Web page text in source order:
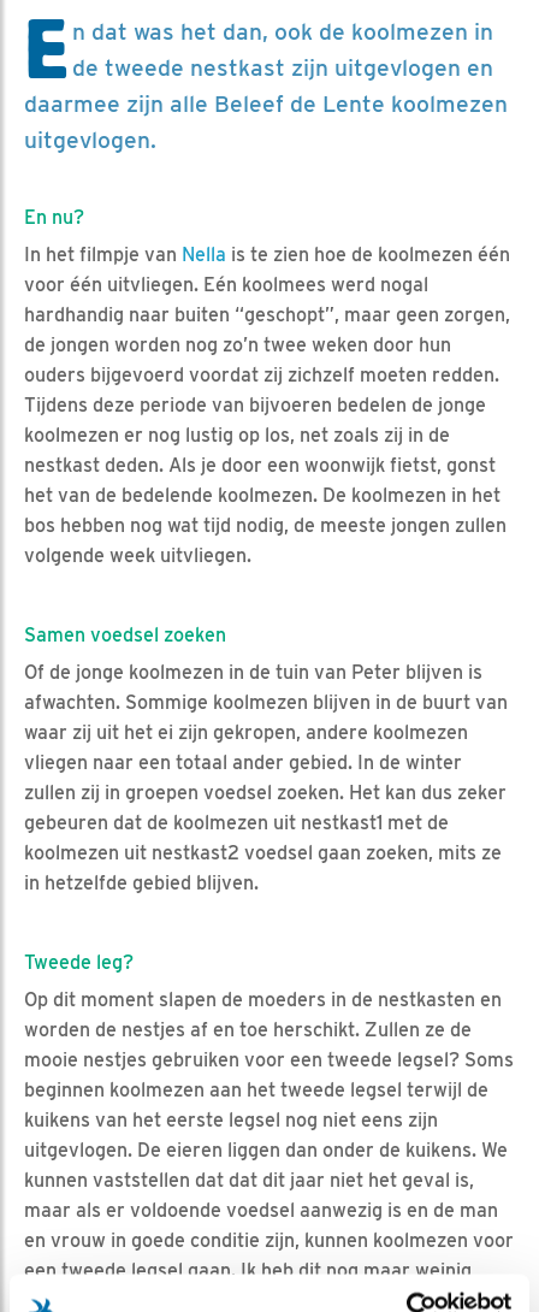
E n dat was het dan, ook de koolmezen in
de tweede nestkast zijn uitgevlogen en
daarmee zijn alle Beleef de Lente koolmezen
uitgevlogen.
En nu?
In het filmpje van Nella is te zien hoe de koolmezen één
voor één uitvliegen. Eén koolmees werd nogal
hardhandig naar buiten “geschopt”, maar geen zorgen,
de jongen worden nog zo’n twee weken door hun
ouders bijgevoerd voordat zij zichzelf moeten redden.
Tijdens deze periode van bijvoeren bedelen de jonge
koolmezen er nog lustig op los, net zoals zij in de
nestkast deden. Als je door een woonwijk fietst, gonst
het van de bedelende koolmezen. De koolmezen in het
bos hebben nog wat tijd nodig, de meeste jongen zullen
volgende week uitvliegen.
Samen voedsel zoeken
Of de jonge koolmezen in de tuin van Peter blijven is
afwachten. Sommige koolmezen blijven in de buurt van
waar zij uit het ei zijn gekropen, andere koolmezen
vliegen naar een totaal ander gebied. In de winter
zullen zij in groepen voedsel zoeken. Het kan dus zeker
gebeuren dat de koolmezen uit nestkast1 met de
koolmezen uit nestkast2 voedsel gaan zoeken, mits ze
in hetzelfde gebied blijven.
Tweede leg?
Op dit moment slapen de moeders in de nestkasten en
worden de nestjes af en toe herschikt. Zullen ze de
mooie nestjes gebruiken voor een tweede legsel? Soms
beginnen koolmezen aan het tweede legsel terwijl de
kuikens van het eerste legsel nog niet eens zijn
uitgevlogen. De eieren liggen dan onder de kuikens. We
kunnen vaststellen dat dat dit jaar niet het geval is,
maar als er voldoende voedsel aanwezig is en de man
en vrouw in goede conditie zijn, kunnen koolmezen voor
een tweede legsel gaan. Ik heb dit nog maar weinig
meegemaakt en vaak is zo’n tweede leg niet heel